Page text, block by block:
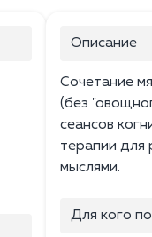
Описание
Сочетание
(без
сеансов
терапии для
мыслями.
Для кого